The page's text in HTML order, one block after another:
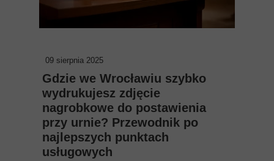
09 sierpnia 2025
Gdzie we Wrocławiu szybko
wydrukujesz zdjęcie
nagrobkowe do postawienia
przy urnie? Przewodnik po
najlepszych punktach
usługowych